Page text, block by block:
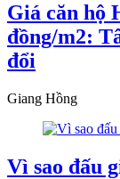
Giá căn hộ
đồng/m2:
đổi
Giang Hồng
Vì sao đấu